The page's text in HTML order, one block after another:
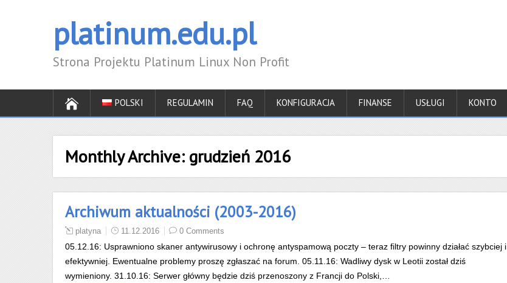
platinum.edu.pl
Strona Projektu Platinum Linux Non Profit
POLSKI REGULAMIN FAQ KONFIGURACJA FINANSE USŁUGI KONTO
Monthly Archive: grudzień 2016
Archiwum aktualności (2003-2016)
platyna 11.12.2016 0 Comments
05.12.16: Usprawniono skaner antywirusowy i ochronę antyspamową poczty – teraz filtry powinny działać szybciej i
efektywniej. Ewentualne problemy proszę zgłaszać na forum. 05.11.16: Wadliwy dysk w Leotii został dziś
wymieniony. 31.10.16: Serwer główny będzie dziś przenoszony z Francji do Polski,…